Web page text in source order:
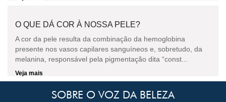
O QUE DÁ COR À NOSSA PELE?
A cor da pele resulta da combinação da hemoglobina
presente nos vasos capilares sanguíneos e, sobretudo, da
melanina, responsável pela pigmentação dita “const...
Veja mais
SOBRE O VOZ DA BELEZA